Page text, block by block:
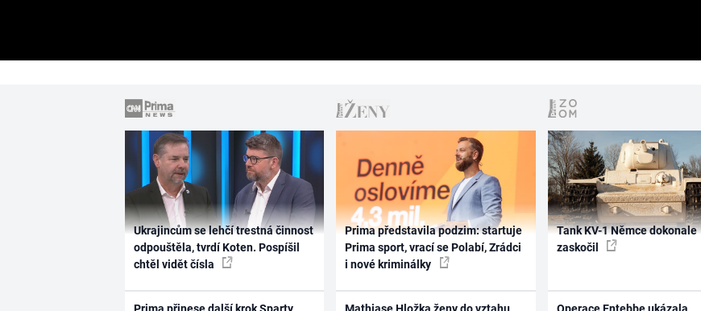
Ukrajincům se lehčí trestná činnost
odpouštěla, tvrdí Koten. Pospíšil
chtěl vidět čísla
Prima představila podzim: startuje
Prima sport, vrací se Polabí, Zrádci
i nové kriminálky
Tank KV-1 Němce dokonale
zaskočil